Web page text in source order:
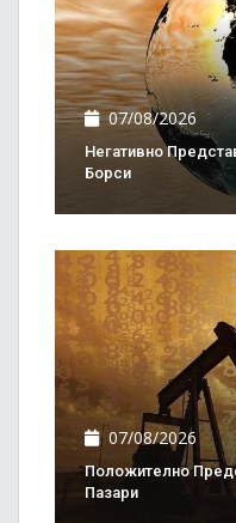
07/08/2026
Негативно
Борси
07/08/2026
Положително
Пазари